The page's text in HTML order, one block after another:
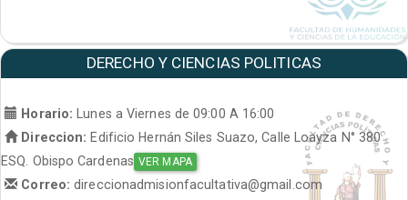
DERECHO Y CIENCIAS POLITICAS
Horario:
Lunes a Viernes de 09:00 A 16:00
Direccion: Edificio Hernán Siles Suazo, Calle Loayza N° 380
ESQ. Obispo Cardenas VER MAPA
Correo:direccionadmisionfacultativa@gmail.com